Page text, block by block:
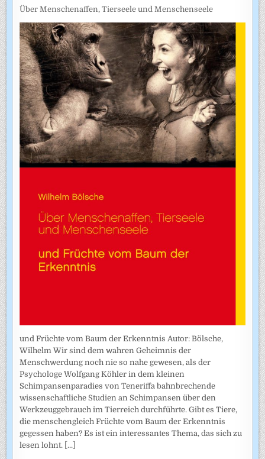
Über Menschenaffen, Tierseele und Menschenseele
und Früchte vom Baum der Erkenntnis Autor: Bölsche,
Wilhelm Wir sind dem wahren Geheimnis der
Menschwerdung noch nie so nahe gewesen, als der
Psychologe Wolfgang Köhler in dem kleinen
Schimpansenparadies von Teneriffa bahnbrechende
wissenschaftliche Studien an Schimpansen über den
Werkzeuggebrauch im Tierreich durchführte. Gibt es Tiere,
die menschengleich Früchte vom Baum der Erkenntnis
gegessen haben? Es ist ein interessantes Thema, das sich zu
lesen lohnt. [...]